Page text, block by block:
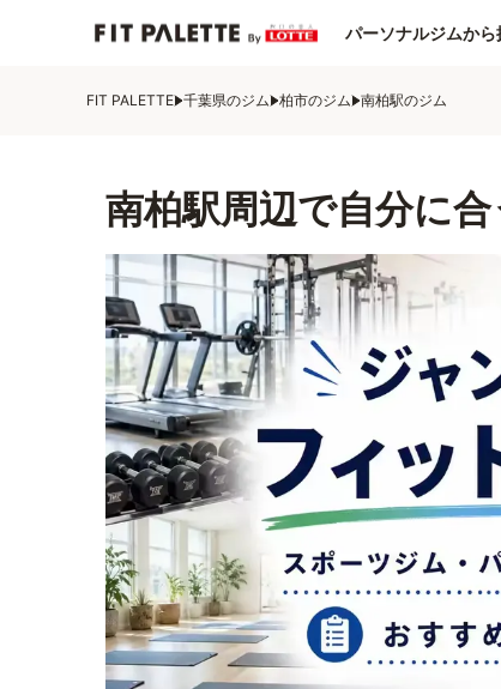
パーソナルジムから
FIT PALETTE 千葉県のジム 柏市のジム 南柏駅のジム
南柏駅周辺で自分に